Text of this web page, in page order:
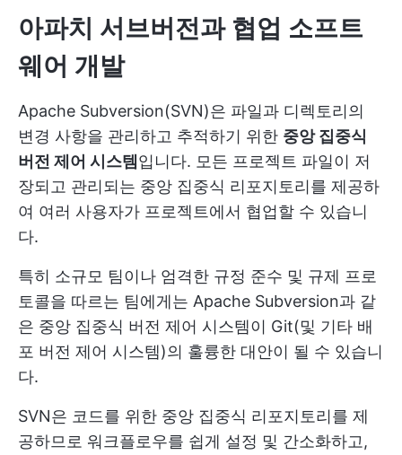
아파치 서브버전과 협업 소프트
웨어 개발
Apache Subversion(SVN)은 파일과 디렉토리의
변경 사항을 관리하고 추적하기 위한 중앙 집중식
버전 제어 시스템입니다. 모든 프로젝트 파일이 저
장되고 관리되는 중앙 집중식 리포지토리를 제공하
여 여러 사용자가 프로젝트에서 협업할 수 있습니
다.
특히 소규모 팀이나 엄격한 규정 준수 및 규제 프로
토콜을 따르는 팀에게는 Apache Subversion과 같
은 중앙 집중식 버전 제어 시스템이 Git(및 기타 배
포 버전 제어 시스템)의 훌륭한 대안이 될 수 있습니
다.
SVN은 코드를 위한 중앙 집중식 리포지토리를 제
공하므로 워크플로우를 쉽게 설정 및 간소화하고,